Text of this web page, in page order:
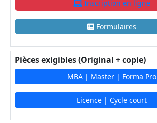
Inscription en ligne
Formulaires
Pièces exigibles (Original + copie)
MBA | Master | Forma Pro
Licence | Cycle court